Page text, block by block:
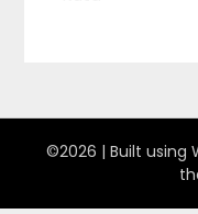
©2026 | Built using